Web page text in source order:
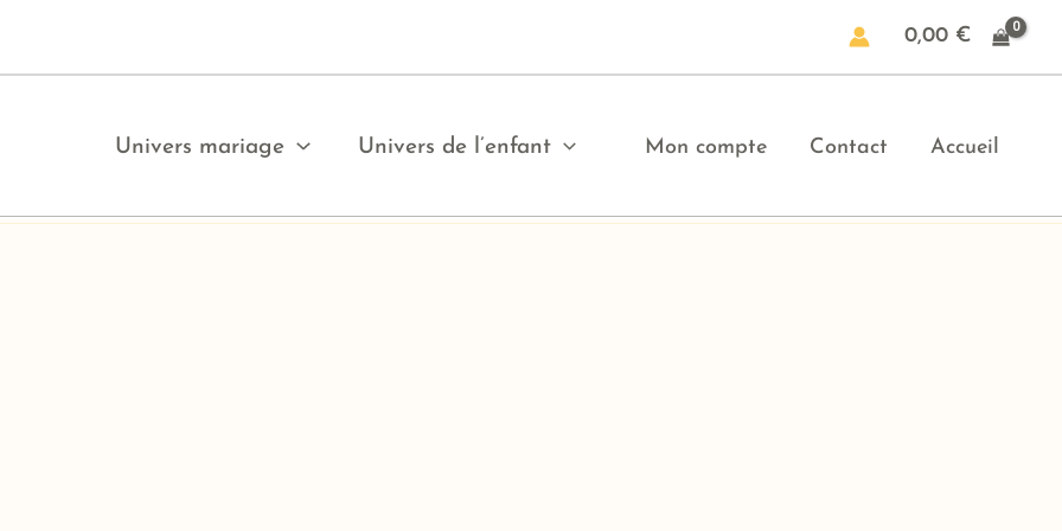
0,00 €
Univers mariage Univers de l’enfant Mon compte Contact Accueil